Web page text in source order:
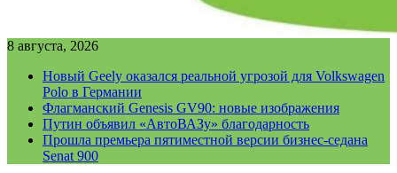
8 августа, 2026
Новый Geely оказался реальной угрозой для Volkswagen
Polo в Германии
Флагманский Genesis GV90: новые изображения
Путин объявил «АвтоВАЗу» благодарность
Прошла премьера пятиместной версии бизнес-седана
Senat 900